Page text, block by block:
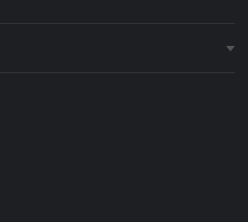
Key?
CD Key?
Key?